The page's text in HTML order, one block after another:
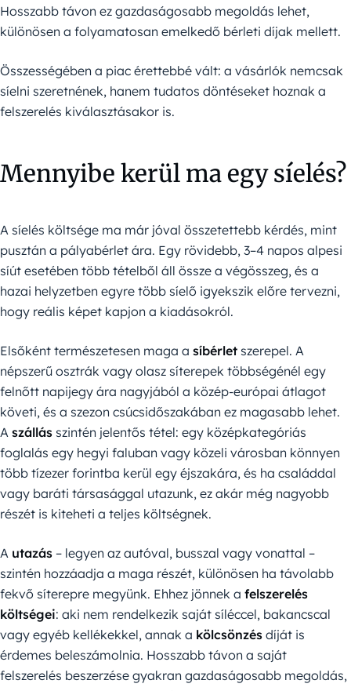
Hosszabb távon ez gazdaságosabb megoldás lehet,
különösen a folyamatosan emelkedő bérleti díjak mellett.
Összességében a piac érettebbé vált: a vásárlók nemcsak
síelni szeretnének, hanem tudatos döntéseket hoznak a
felszerelés kiválasztásakor is.
Mennyibe kerül ma egy síelés?
A síelés költsége ma már jóval összetettebb kérdés, mint
pusztán a pályabérlet ára. Egy rövidebb, 3–4 napos alpesi
síút esetében több tételből áll össze a végösszeg, és a
hazai helyzetben egyre több síelő igyekszik előre tervezni,
hogy reális képet kapjon a kiadásokról.
Elsőként természetesen maga a síbérlet szerepel. A
népszerű osztrák vagy olasz síterepek többségénél egy
felnőtt napijegy ára nagyjából a közép-európai átlagot
követi, és a szezon csúcsidőszakában ez magasabb lehet.
A szállás szintén jelentős tétel: egy középkategóriás
foglalás egy hegyi faluban vagy közeli városban könnyen
több tízezer forintba kerül egy éjszakára, és ha családdal
vagy baráti társasággal utazunk, ez akár még nagyobb
részét is kiteheti a teljes költségnek.
A utazás – legyen az autóval, busszal vagy vonattal –
szintén hozzáadja a maga részét, különösen ha távolabb
fekvő síterepre megyünk. Ehhez jönnek a felszerelés
költségei: aki nem rendelkezik saját síléccel, bakancscal
vagy egyéb kellékekkel, annak a kölcsönzés díját is
érdemes beleszámolnia. Hosszabb távon a saját
felszerelés beszerzése gyakran gazdaságosabb megoldás,